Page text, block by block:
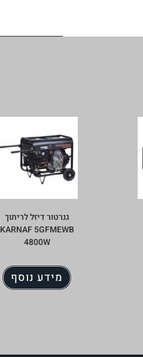
גנרטור דיזל לריתוך
KARNAF 5GFMEWB
4800W
מידע נוסף